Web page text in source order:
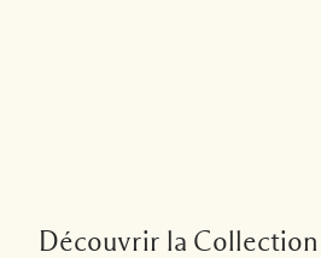
Découvrir la Collection